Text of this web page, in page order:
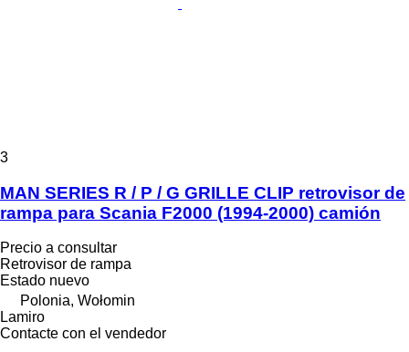
3
MAN SERIES R / P / G GRILLE CLIP retrovisor de
rampa para Scania F2000 (1994-2000) camión
Precio a consultar
Retrovisor de rampa
Estado nuevo
Polonia, Wołomin
Lamiro
Contacte con el vendedor